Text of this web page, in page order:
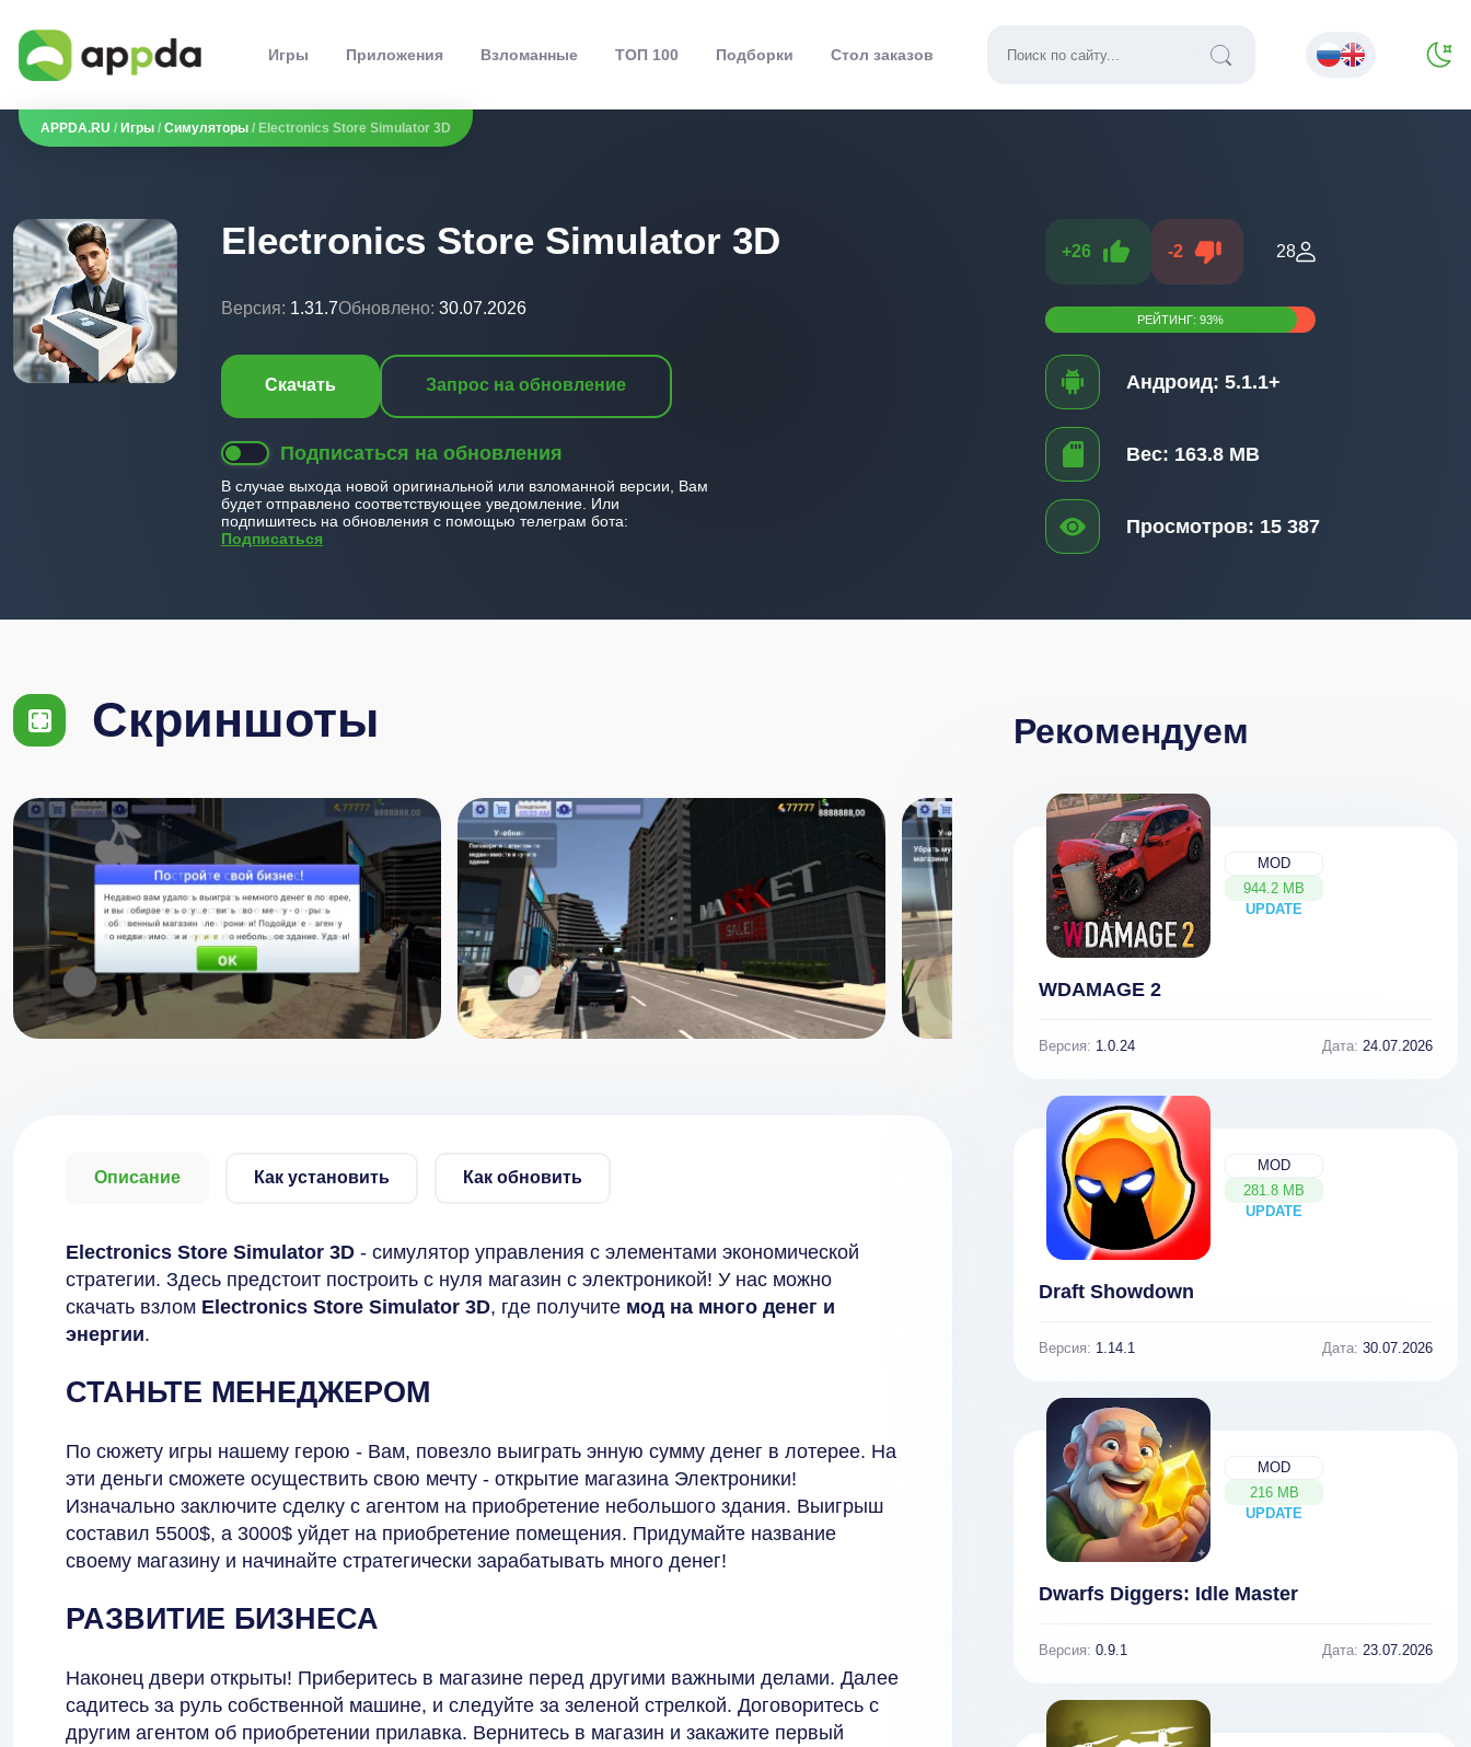
Игры Приложения Взломанные ТОП 100 Подборки Стол заказов
APPDA.RU / Игры / Симуляторы / Electronics Store Simulator 3D
Electronics Store Simulator 3D
Версия: 1.31.7Обновлено: 30.07.2026
Скачать Запрос на обновление
Подписаться на обновления
В случае выхода новой оригинальной или взломанной версии, Вам
будет отправлено соответствующее уведомление. Или
подпишитесь на обновления с помощью телеграм бота:
Подписаться
+26 -2 28
РЕЙТИНГ:93%
Андроид: 5.1.1+
Вес: 163.8 MB
Просмотров: 15 387
Скриншоты
Описание Как установить Как обновить
Electronics Store Simulator 3D - симулятор управления с элементами экономической
стратегии. Здесь предстоит построить с нуля магазин с электроникой! У нас можно
скачать взлом Electronics Store Simulator 3D, где получите мод на много денег и
энергии.
СТАНЬТЕ МЕНЕДЖЕРОМ
По сюжету игры нашему герою - Вам, повезло выиграть энную сумму денег в лотерее. На
эти деньги сможете осуществить свою мечту - открытие магазина Электроники!
Изначально заключите сделку с агентом на приобретение небольшого здания. Выигрыш
составил 5500$, а 3000$ уйдет на приобретение помещения. Придумайте название
своему магазину и начинайте стратегически зарабатывать много денег!
РАЗВИТИЕ БИЗНЕСА
Наконец двери открыты! Приберитесь в магазине перед другими важными делами. Далее
садитесь за руль собственной машине, и следуйте за зеленой стрелкой. Договоритесь с
другим агентом об приобретении прилавка. Вернитесь в магазин и закажите первый
Рекомендуем
MOD
944.2 MB
UPDATE
NEW
WDAMAGE 2
Версия: 1.0.24 Дата: 24.07.2026
MOD
281.8 MB
UPDATE
NEW
Draft Showdown
Версия: 1.14.1 Дата: 30.07.2026
MOD
216 MB
UPDATE
NEW
Dwarfs Diggers: Idle Master
Версия: 0.9.1 Дата: 23.07.2026